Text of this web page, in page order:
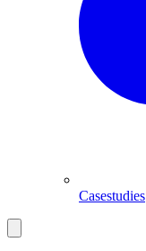
Casestudies